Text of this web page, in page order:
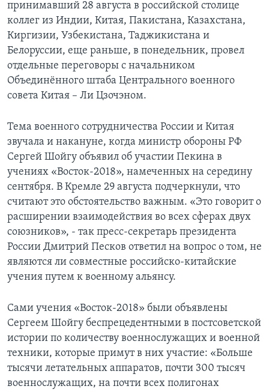
принимавший 28 августа в российской столице
коллег из Индии, Китая, Пакистана, Казахстана,
Киргизии, Узбекистана, Таджикистана и
Белоруссии, еще раньше, в понедельник, провел
отдельные переговоры с начальником
Объединённого штаба Центрального военного
совета Китая – Ли Цзочэном.
Тема военного сотрудничества России и Китая
звучала и накануне, когда министр обороны РФ
Сергей Шойгу объявил об участии Пекина в
учениях «Восток-2018», намеченных на середину
сентября. В Кремле 29 августа подчеркнули, что
считают это обстоятельство важным. «Это говорит о
расширении взаимодействия во всех сферах двух
союзников», - так пресс-секретарь президента
России Дмитрий Песков ответил на вопрос о том, не
являются ли совместные российско-китайские
учения путем к военному альянсу.
Сами учения «Восток-2018» были объявлены
Сергеем Шойгу беспрецедентными в постсоветской
истории по количеству военнослужащих и военной
техники, которые примут в них участие: «Больше
тысячи летательных аппаратов, почти 300 тысяч
военнослужащих, на почти всех полигонах